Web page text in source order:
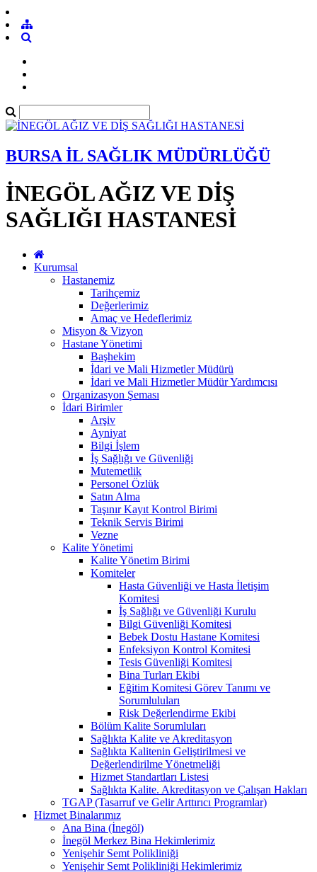
BURSA İL SAĞLIK MÜDÜRLÜĞÜ
İNEGÖL AĞIZ VE DİŞ
SAĞLIĞI HASTANESİ
Kurumsal
Hastanemiz
Tarihçemiz
Değerlerimiz
Amaç ve Hedeflerimiz
Misyon & Vizyon
Hastane Yönetimi
Başhekim
İdari ve Mali Hizmetler Müdürü
İdari ve Mali Hizmetler Müdür Yardımcısı
Organizasyon Şeması
İdari Birimler
Arşiv
Ayniyat
Bilgi İşlem
İş Sağlığı ve Güvenliği
Mutemetlik
Personel Özlük
Satın Alma
Taşınır Kayıt Kontrol Birimi
Teknik Servis Birimi
Vezne
Kalite Yönetimi
Kalite Yönetim Birimi
Komiteler
Hasta Güvenliği ve Hasta İletişim
Komitesi
İş Sağlığı ve Güvenliği Kurulu
Bilgi Güvenliği Komitesi
Bebek Dostu Hastane Komitesi
Enfeksiyon Kontrol Komitesi
Tesis Güvenliği Komitesi
Bina Turları Ekibi
Eğitim Komitesi Görev Tanımı ve
Sorumluluları
Risk Değerlendirme Ekibi
Bölüm Kalite Sorumluları
Sağlıkta Kalite ve Akreditasyon
Sağlıkta Kalitenin Geliştirilmesi ve
Değerlendirilme Yönetmeliği
Hizmet Standartları Listesi
Sağlıkta Kalite. Akreditasyon ve Çalışan Hakları
TGAP (Tasarruf ve Gelir Arttırıcı Programlar)
Hizmet Binalarımız
Ana Bina (İnegöl)
İnegöl Merkez Bina Hekimlerimiz
Yenişehir Semt Polikliniği
Yenişehir Semt Polikliniği Hekimlerimiz